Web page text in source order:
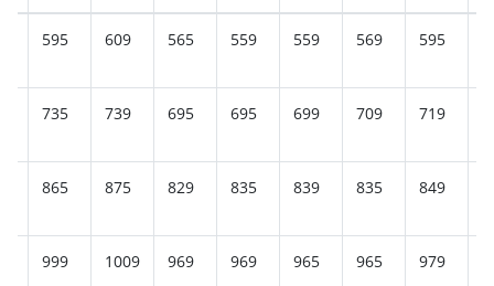
595 609 565 559 559 569 595
735 739 695 695 699 709 719
865 875 829 835 839 835 849
999 1009 969 969 965 965 979